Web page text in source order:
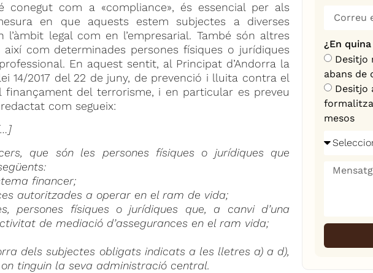
conegut com a «compliance», és essencial per als
en que aquests estem subjectes a diverses
legal com en l’empresarial. També són altres
com determinades persones físiques o jurídiques
En aquest sentit, al Principat d’Andorra la
14/2017 del 22 de juny, de prevenció i lluita contra el
del terrorisme, i en particular es preveu
com segueix:
que són les persones físiques o jurídiques que
financer;
autoritzades a operar en el ram de vida;
persones físiques o jurídiques que, a canvi d’una
de mediació d’assegurances en el ram vida;
dels subjectes obligats indicats a les lletres a) a d),
tinguin la seva administració central.
¿En
Desitjo
abans de
Desitjo
mesos